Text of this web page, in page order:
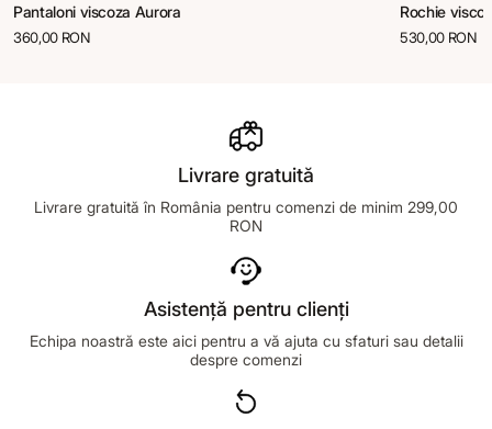
Pantaloni viscoza Aurora
360,00 RON
Rochie
530,00 RON
Livrare gratuită
Livrare gratuită în România pentru comenzi de minim 299,00
RON
Asistență pentru clienți
Echipa noastră este aici pentru a vă ajuta cu sfaturi sau detalii
despre comenzi